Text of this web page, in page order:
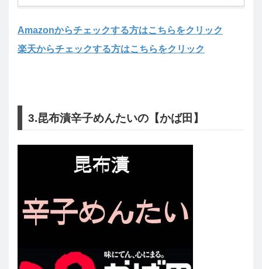
Amazonからチェックする方はこちらをクリック
楽天からチェックする方はこちらをクリック
3.昆布漬辛子めんたいの【かば田】